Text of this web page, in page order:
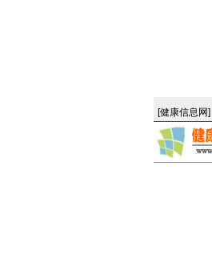
[健康信息网]